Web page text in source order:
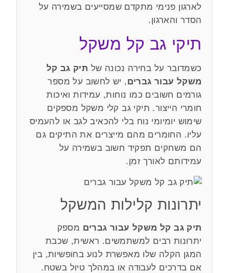
לארגון פנימי מתקדם שמסייעים בשמירה על
הסדר והארגון.
תיקי גב קל משקל
כשמדובר על בחירה נכונה של תיק גב קל
משקל עבור גברים, יש לחשוב על מספר
גורמים חשובים כמו נוחות, עמידות ואיכות
חומרי הייצור. תיקי גב קלי משקל מספקים
שימוש יומיומי נוח בלי להכאיב לגב או להעמיס
עליו. החומרים מהם מייצרים את התיקים גם
הם משחקים תפקיד חשוב בשמירה על
עמידותם לאורך זמן.
יתרונות קלילות המשקל
תיק גב קל משקל עבור גברים מספק
יתרונות רבים למשתמשים. ראשית, שכבת
המגן הקלה שלו מאפשרת לנוע בחופשיות, בין
אם בדרכים לעבודה או במהלך טיול בשטח.